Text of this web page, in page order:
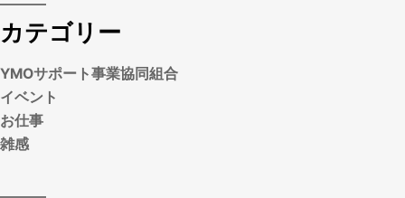
カテゴリー
YMOサポート事業協同組合
イベント
お仕事
雑感